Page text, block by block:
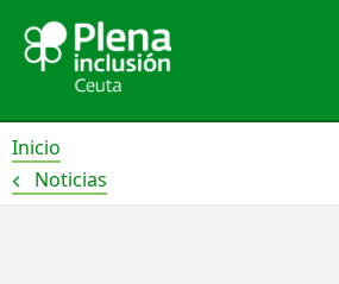
contenido
Inicio
Noticias